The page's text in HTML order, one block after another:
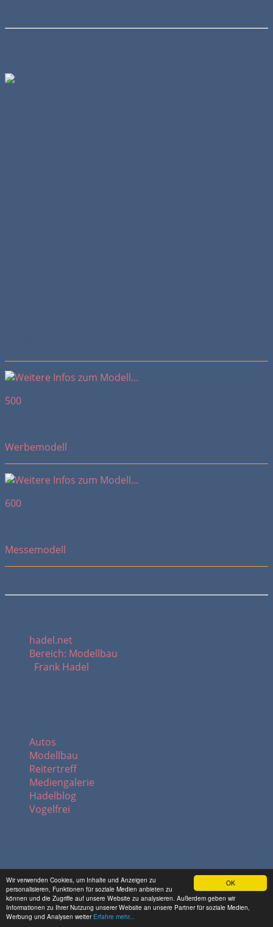
OK
Wir verwenden Cookies, um Inhalte und Anzeigen zu
personalisieren, Funktionen für soziale Medien anbieten zu
können und die Zugriffe auf unsere Website zu analysieren. Außerdem geben wir
Informationen zu Ihrer Nutzung unserer Website an unsere Partner für soziale Medien,
Werbung und Analysen weiter Erfahre mehr...
500
Werbemodell
600
Messemodell
hadel.net
Bereich: Modellbau
Frank Hadel
Autos
Modellbau
Reitertreff
Mediengalerie
Hadelblog
Vogelfrei
05.06.2026Maybach 62S Landaulet, Baujahr 2008...
15.05.2026Liebherr T60-9s - Teleskoplader...
27.03.2026Modellbau Neumünster 2026 - Teil 3...
13.03.2026